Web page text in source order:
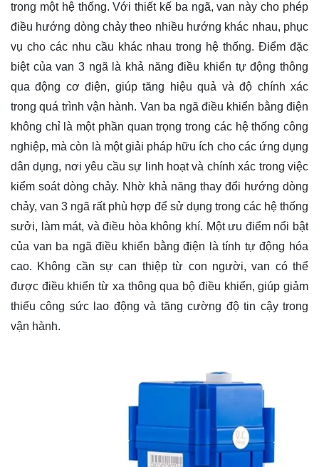
trong một hệ thống. Với thiết kế ba ngã, van này cho phép
điều hướng dòng chảy theo nhiều hướng khác nhau, phục
vụ cho các nhu cầu khác nhau trong hệ thống. Điểm đặc
biệt của van 3 ngã là khả năng điều khiển tự động thông
qua động cơ điện, giúp tăng hiệu quả và độ chính xác
trong quá trình vận hành. Van ba ngã điều khiển bằng điện
không chỉ là một phần quan trọng trong các hệ thống công
nghiệp, mà còn là một giải pháp hữu ích cho các ứng dụng
dân dụng, nơi yêu cầu sự linh hoạt và chính xác trong việc
kiểm soát dòng chảy. Nhờ khả năng thay đổi hướng dòng
chảy, van 3 ngã rất phù hợp để sử dụng trong các hệ thống
sưởi, làm mát, và điều hòa không khí. Một ưu điểm nổi bật
của van ba ngã điều khiển bằng điện là tính tự động hóa
cao. Không cần sự can thiệp từ con người, van có thể
được điều khiển từ xa thông qua bộ điều khiển, giúp giảm
thiểu công sức lao động và tăng cường độ tin cậy trong
vận hành.